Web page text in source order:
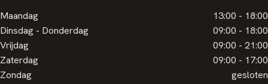
Maandag
13:00 - 18:00
Dinsdag - Donderdag
09:00 - 18:00
Vrijdag
09:00 - 21:00
Zaterdag
09:00 - 17:00
Zondag
gesloten